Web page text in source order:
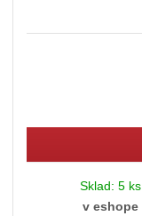
Sklad: 5 ks
v eshope